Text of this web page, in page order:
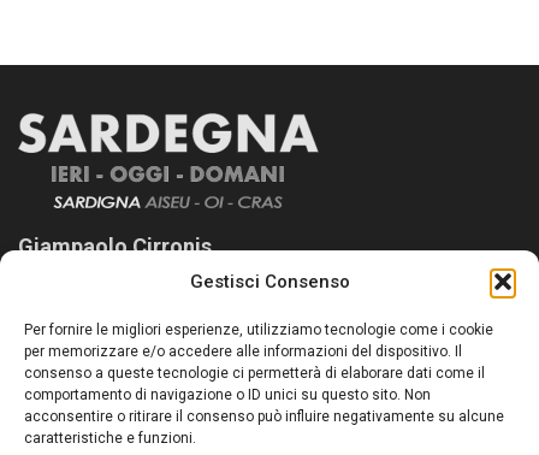
Gestisci Consenso
Per fornire le migliori esperienze, utilizziamo tecnologie come i cookie
per memorizzare e/o accedere alle informazioni del dispositivo. Il
consenso a queste tecnologie ci permetterà di elaborare dati come il
comportamento di navigazione o ID unici su questo sito. Non
acconsentire o ritirare il consenso può influire negativamente su alcune
caratteristiche e funzioni.
Giampaolo Cirronis
Sardegna Ieri-Oggi-Domani nasce per informare “liberamente” i
lettori su quanto accade in Sardegna, con un occhio rivolto al
nostro passato e, soprattutto, al nostro futuro
Follow Us